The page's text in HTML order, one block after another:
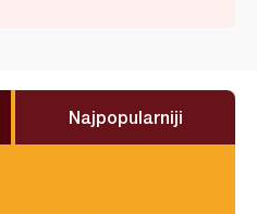
Najpopularniji